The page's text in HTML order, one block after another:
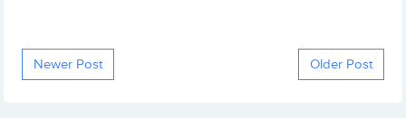
Newer Post Older Post